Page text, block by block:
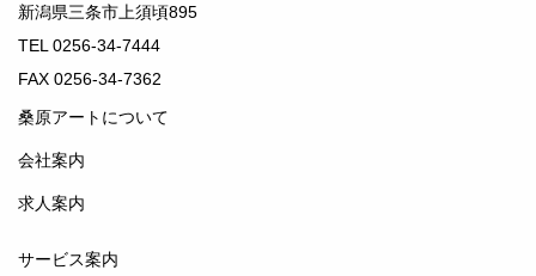
新潟県三条市上須頃895
TEL 0256-34-7444
FAX 0256-34-7362
桑原アートについて
会社案内
求人案内
サービス案内